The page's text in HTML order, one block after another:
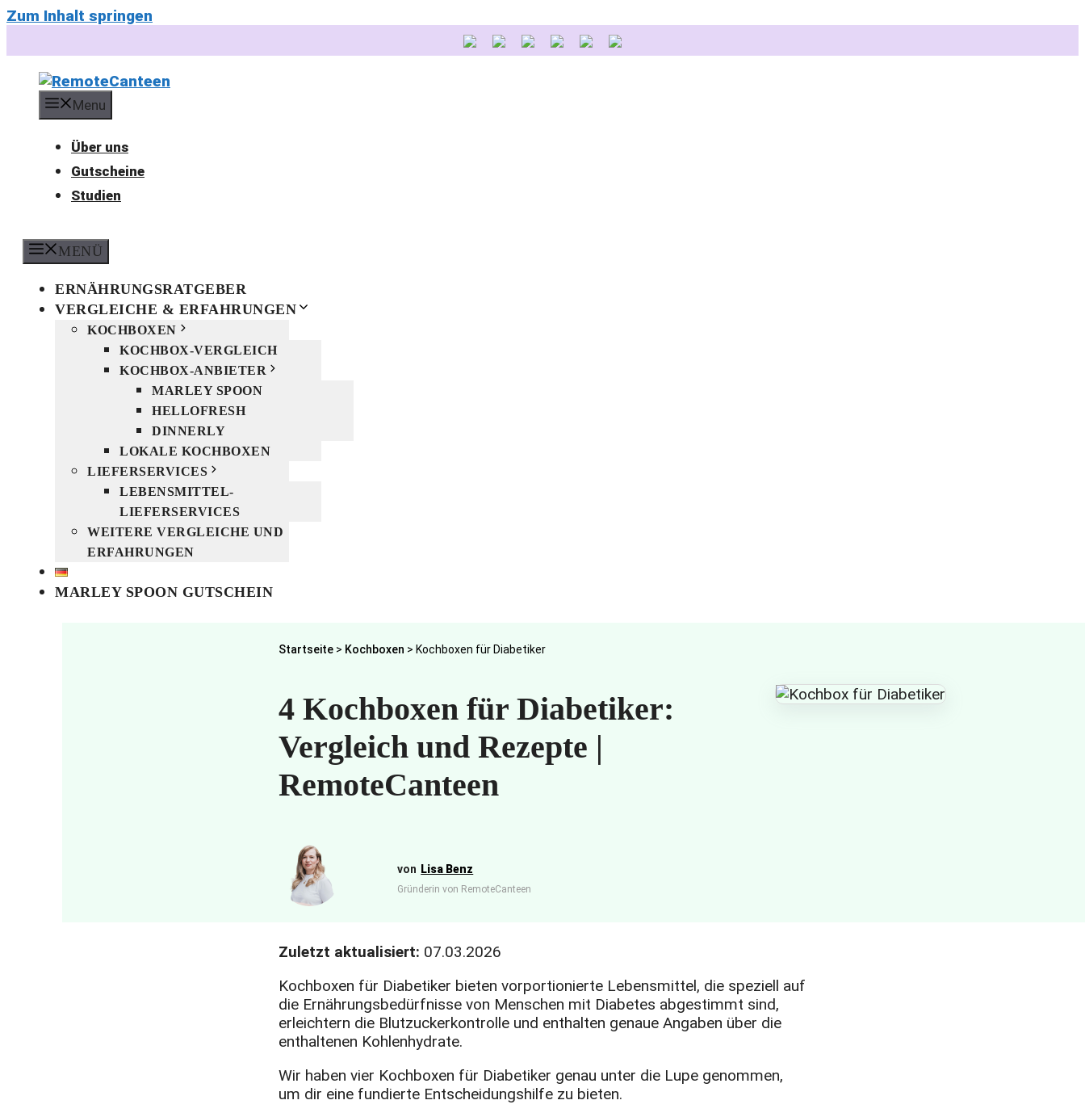
Zum Inhalt springen
Menu
Über uns
Gutscheine
Studien
MENÜ
ERNÄHRUNGSRATGEBER
VERGLEICHE & ERFAHRUNGEN
KOCHBOXEN
KOCHBOX-VERGLEICH
KOCHBOX-ANBIETER
MARLEY SPOON
HELLOFRESH
DINNERLY
LOKALE KOCHBOXEN
LIEFERSERVICES
LEBENSMITTEL-
LIEFERSERVICES
WEITERE VERGLEICHE UND
ERFAHRUNGEN
MARLEY SPOON GUTSCHEIN
Startseite> Kochboxen > Kochboxen für Diabetiker
4 Kochboxen für Diabetiker:
Vergleich und Rezepte |
RemoteCanteen
Lisa Benz
Gründerin von RemoteCanteen
Zuletzt aktualisiert: 07.03.2026
Kochboxen für Diabetiker bieten vorportionierte Lebensmittel, die speziell auf
die Ernährungsbedürfnisse von Menschen mit Diabetes abgestimmt sind,
erleichtern die Blutzuckerkontrolle und enthalten genaue Angaben über die
enthaltenen Kohlenhydrate.
Wir haben vier Kochboxen für Diabetiker genau unter die Lupe genommen,
um dir eine fundierte Entscheidungshilfe zu bieten.